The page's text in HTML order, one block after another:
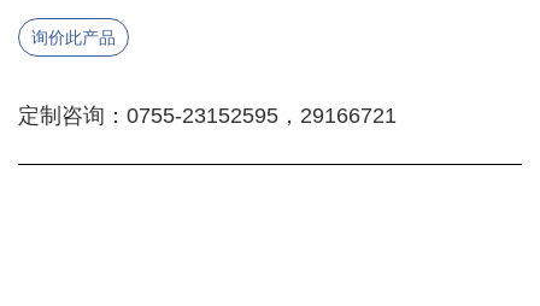
询价此产品
定制咨询：0755-23152595，29166721